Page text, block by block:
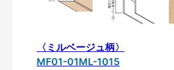
〈ミルベージュ柄〉
MF01-01ML-1015